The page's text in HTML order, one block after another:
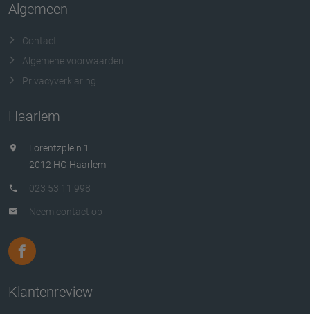
Algemeen
Contact
Algemene voorwaarden
Privacyverklaring
Haarlem
Lorentzplein 1
2012 HG Haarlem
023 53 11 998
Neem contact op
Klantenreview